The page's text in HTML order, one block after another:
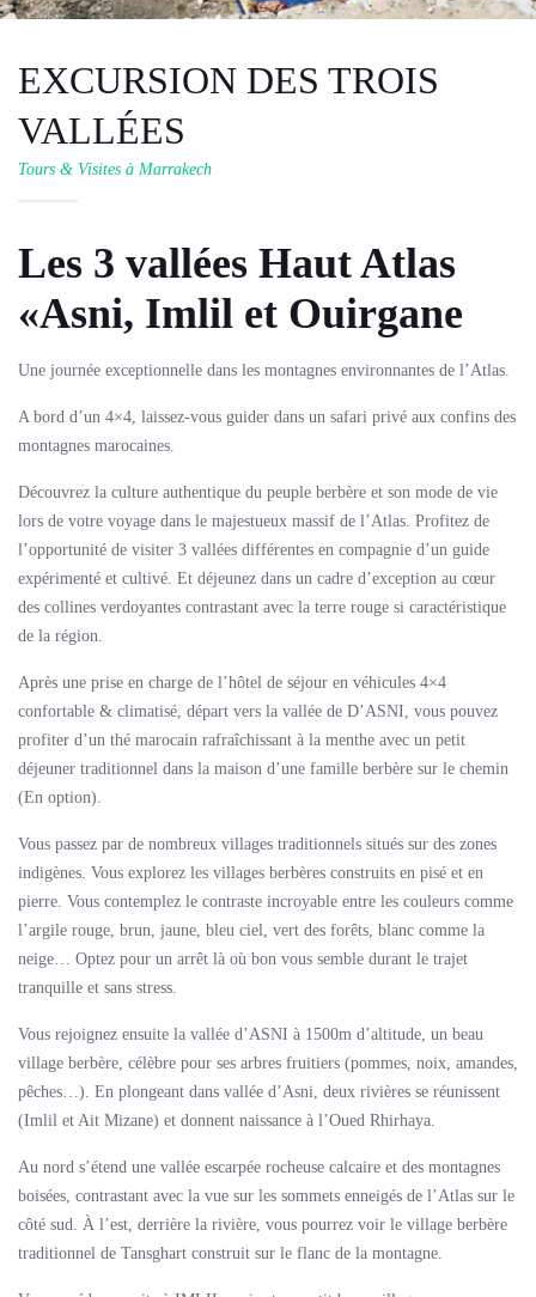
EXCURSION DES TROIS
VALLÉES
Tours & Visites à Marrakech
Les 3 vallées Haut Atlas
«Asni, Imlil et Ouirgane
Une journée exceptionnelle dans les montagnes environnantes de l’Atlas.
A bord d’un 4×4, laissez-vous guider dans un safari privé aux confins des
montagnes marocaines.
Découvrez la culture authentique du peuple berbère et son mode de vie
lors de votre voyage dans le majestueux massif de l’Atlas. Profitez de
l’opportunité de visiter 3 vallées différentes en compagnie d’un guide
expérimenté et cultivé. Et déjeunez dans un cadre d’exception au cœur
des collines verdoyantes contrastant avec la terre rouge si caractéristique
de la région.
Après une prise en charge de l’hôtel de séjour en véhicules 4×4
confortable & climatisé, départ vers la vallée de D’ASNI, vous pouvez
profiter d’un thé marocain rafraîchissant à la menthe avec un petit
déjeuner traditionnel dans la maison d’une famille berbère sur le chemin
(En option).
Vous passez par de nombreux villages traditionnels situés sur des zones
indigènes. Vous explorez les villages berbères construits en pisé et en
pierre. Vous contemplez le contraste incroyable entre les couleurs comme
l’argile rouge, brun, jaune, bleu ciel, vert des forêts, blanc comme la
neige… Optez pour un arrêt là où bon vous semble durant le trajet
tranquille et sans stress.
Vous rejoignez ensuite la vallée d’ASNI à 1500m d’altitude, un beau
village berbère, célèbre pour ses arbres fruitiers (pommes, noix, amandes,
pêches…). En plongeant dans vallée d’Asni, deux rivières se réunissent
(Imlil et Ait Mizane) et donnent naissance à l’Oued Rhirhaya.
Au nord s’étend une vallée escarpée rocheuse calcaire et des montagnes
boisées, contrastant avec la vue sur les sommets enneigés de l’Atlas sur le
côté sud. À l’est, derrière la rivière, vous pourrez voir le village berbère
traditionnel de Tansghart construit sur le flanc de la montagne.